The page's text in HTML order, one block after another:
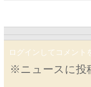
ログインしてコメント
※ニュースに投